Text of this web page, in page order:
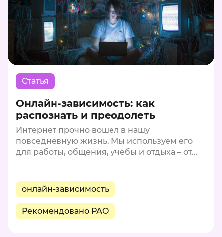
Статья
Онлайн-зависимость: как
распознать и преодолеть
Интернет прочно вошёл в нашу
повседневную жизнь. Мы используем его
для работы, общения, учёбы и отдыха – от...
онлайн-зависимость
Рекомендовано РАО